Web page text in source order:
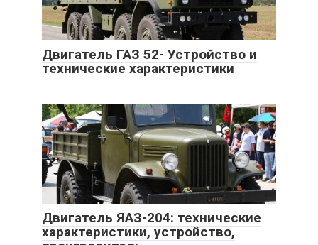
Двигатель ГАЗ 52- Устройство и
технические характеристики
Двигатель ЯАЗ-204: технические
характеристики, устройство,